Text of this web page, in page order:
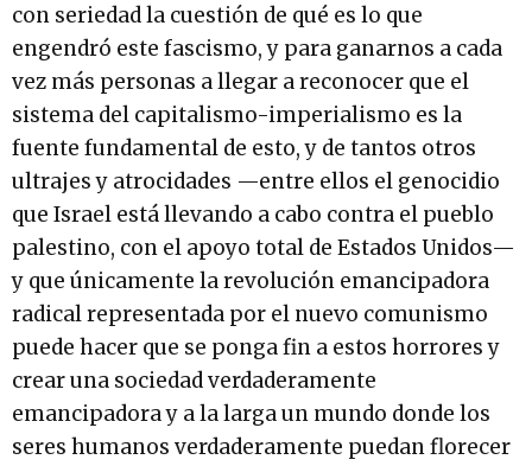
con seriedad la cuestión de qué es lo que
engendró este fascismo, y para ganarnos a cada
vez más personas a llegar a reconocer que el
sistema del capitalismo-imperialismo es la
fuente fundamental de esto, y de tantos otros
ultrajes y atrocidades —entre ellos el genocidio
que Israel está llevando a cabo contra el pueblo
palestino, con el apoyo total de Estados Unidos—
y que únicamente la revolución emancipadora
radical representada por el nuevo comunismo
puede hacer que se ponga fin a estos horrores y
crear una sociedad verdaderamente
emancipadora y a la larga un mundo donde los
seres humanos verdaderamente puedan florecer